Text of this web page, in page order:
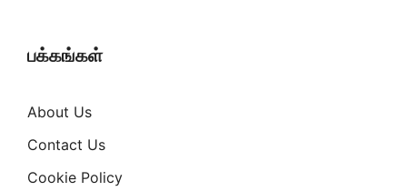
பக்கங்கள்
About Us
Contact Us
Cookie Policy